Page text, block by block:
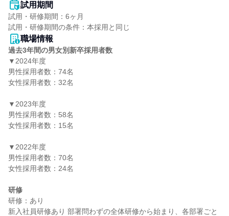
試用期間
試用・研修期間：6ヶ月
職場情報
過去3年間の男女別新卒採用者数
▼2024年度
男性採用者数：74名
女性採用者数：32名
▼2023年度
男性採用者数：58名
女性採用者数：15名
▼2022年度
男性採用者数：70名
女性採用者数：24名
研修
研修：あり
新入社員研修あり 部署問わずの全体研修から始まり、各部署ごと